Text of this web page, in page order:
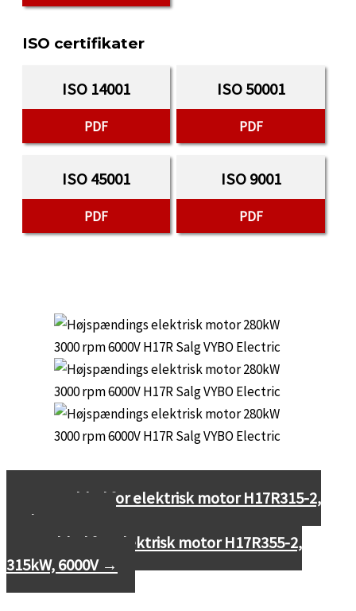
ISO certifikater
ISO 14001
PDF
ISO 50001
PDF
ISO 45001
PDF
ISO 9001
PDF
Datablad for elektrisk motor H17R315-2,
250kW, 6000V
Datablad for elektrisk motor H17R355-2,
315kW, 6000V →